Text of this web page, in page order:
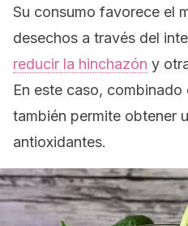
Su consumo favorece el
desechos a través del
reducir la hinchazón y
En este caso,
también permite obtener
antioxidantes.